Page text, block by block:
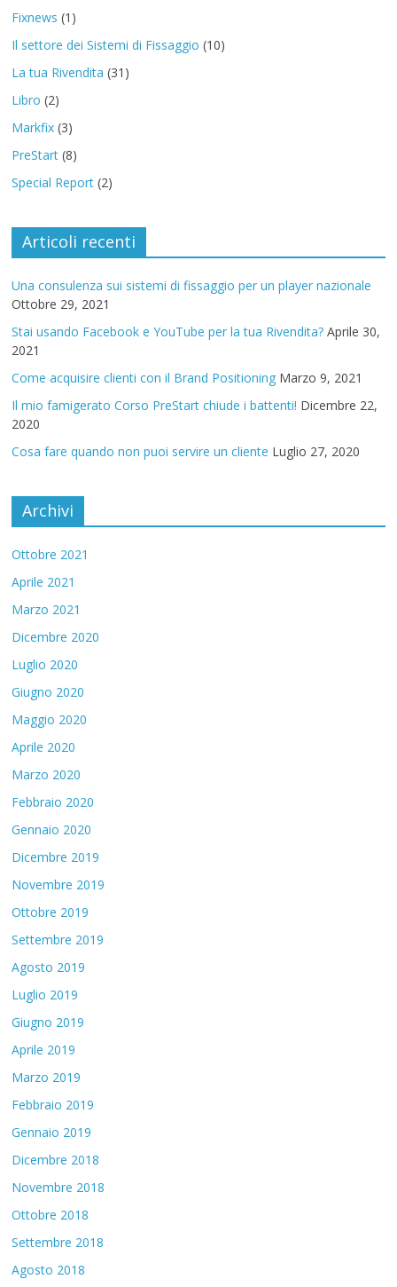
Fixnews (1)
Il settore dei Sistemi di Fissaggio (10)
La tua Rivendita (31)
Libro (2)
Markfix (3)
PreStart (8)
Special Report (2)
Articoli recenti
Una consulenza sui sistemi di fissaggio per un player nazionale
Ottobre 29, 2021
Stai usando Facebook e YouTube per la tua Rivendita? Aprile 30,
2021
Come acquisire clienti con il Brand Positioning Marzo 9, 2021
Il mio famigerato Corso PreStart chiude i battenti! Dicembre 22,
2020
Cosa fare quando non puoi servire un cliente Luglio 27, 2020
Archivi
Ottobre 2021
Aprile 2021
Marzo 2021
Dicembre 2020
Luglio 2020
Giugno 2020
Maggio 2020
Aprile 2020
Marzo 2020
Febbraio 2020
Gennaio 2020
Dicembre 2019
Novembre 2019
Ottobre 2019
Settembre 2019
Agosto 2019
Luglio 2019
Giugno 2019
Aprile 2019
Marzo 2019
Febbraio 2019
Gennaio 2019
Dicembre 2018
Novembre 2018
Ottobre 2018
Settembre 2018
Agosto 2018